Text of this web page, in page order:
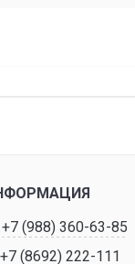
+7 (988) 360-63-85
+7 (8692) 222-111